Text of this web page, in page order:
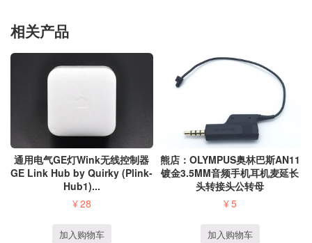
相关产品
通用电气GE灯Wink无线控制器
GE Link Hub by Quirky (Plink-
Hub1)...
¥28
加入购物车
熊店：OLYMPUS奥林巴斯AN11
镀金3.5MM音频手机耳机麦延长
头转接头公转母
¥5
加入购物车